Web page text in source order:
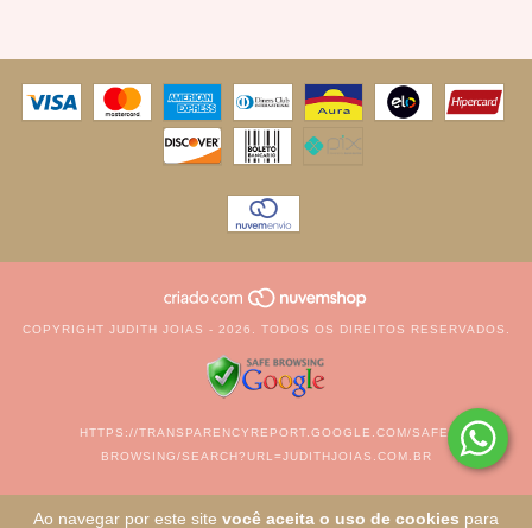
Ao navegar por este site você aceita o uso de cookies para
COPYRIGHT JUDITH JOIAS - 2026. TODOS OS DIREITOS RESERVADOS.
HTTPS://TRANSPARENCYREPORT.GOOGLE.COM/SAFE-
BROWSING/SEARCH?URL=JUDITHJOIAS.COM.BR